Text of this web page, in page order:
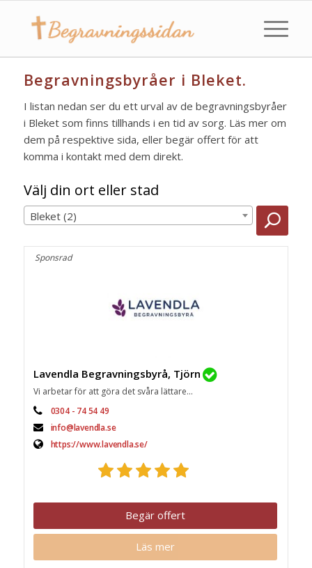
Begravningsbyråer i Bleket.
I listan nedan ser du ett urval av de begravningsbyråer
i Bleket som finns tillhands i en tid av sorg. Läs mer om
dem på respektive sida, eller begär offert för att
komma i kontakt med dem direkt.
Välj din ort eller stad
Bleket (2)
Sponsrad
Lavendla Begravningsbyrå, Tjörn
Vi arbetar för att göra det svåra lättare...
0304 - 74 54 49
info@lavendla.se
https://www.lavendla.se/
Begär offert
Läs mer